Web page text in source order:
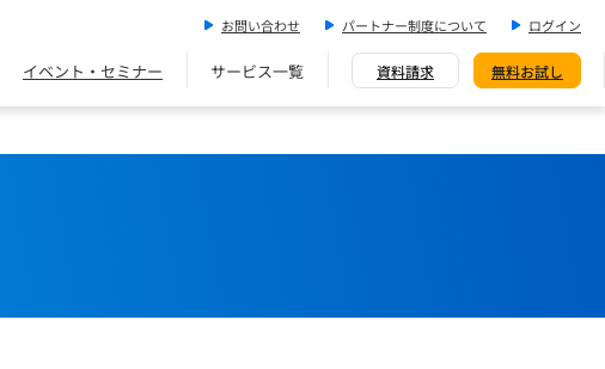
お問い合わせ パートナー制度について ログイン
イベント・セミナー サービス一覧 資料請求 無料お試し